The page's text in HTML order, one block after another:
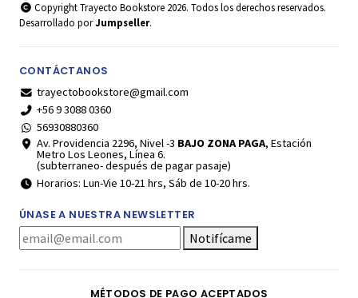
Copyright Trayecto Bookstore 2026. Todos los derechos reservados.
Desarrollado porJumpseller.
CONTÁCTANOS
trayectobookstore@gmail.com
+56 9 3088 0360
56930880360
Av. Providencia 2296, Nivel -3 BAJO ZONA PAGA, Estación
Metro Los Leones, Línea 6.
(subterraneo- después de pagar pasaje)
Horarios: Lun-Vie 10-21 hrs, Sáb de 10-20 hrs.
ÚNASE A NUESTRA NEWSLETTER
Notifícame
MÉTODOS DE PAGO ACEPTADOS